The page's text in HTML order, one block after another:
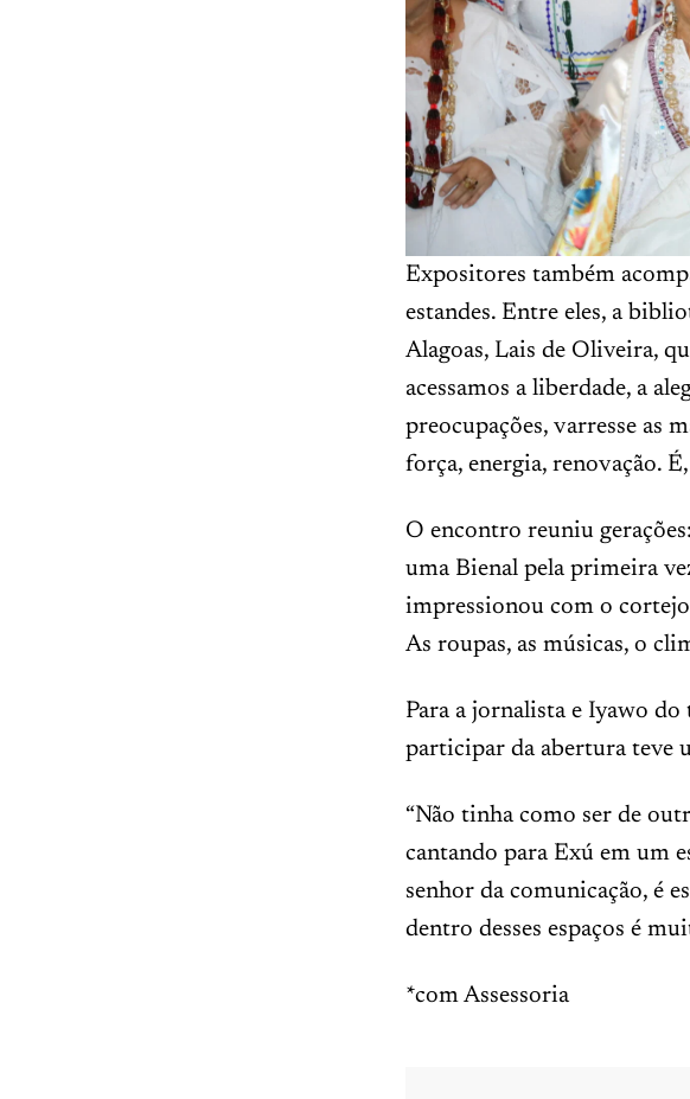
Expositores também
estandes. Entre eles, a
Alagoas, Lais de Oliveira,
acessamos a liberdade, a
preocupações, varresse as
força, energia, renovação.
O encontro reuniu
uma Bienal pela primeira
impressionou com o
As roupas, as músicas, o
Para a jornalista e Iyawo
participar da abertura teve
“Não tinha como ser de
cantando para Exú em um
senhor da comunicação, é
dentro desses espaços é
*com Assessoria